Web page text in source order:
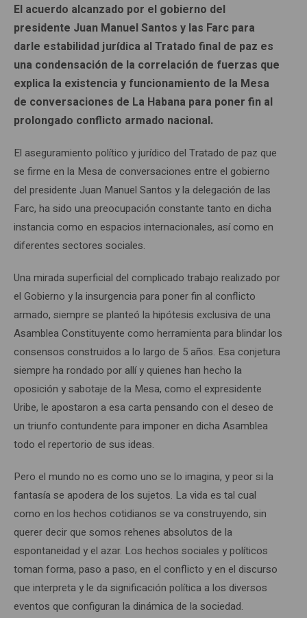
El acuerdo alcanzado por el gobierno del
presidente Juan Manuel Santos y las Farc para
darle estabilidad jurídica al Tratado final de paz es
una condensación de la correlación de fuerzas que
explica la existencia y funcionamiento de la Mesa
de conversaciones de La Habana para poner fin al
prolongado conflicto armado nacional.
El aseguramiento político y jurídico del Tratado de paz que
se firme en la Mesa de conversaciones entre el gobierno
del presidente Juan Manuel Santos y la delegación de las
Farc, ha sido una preocupación constante tanto en dicha
instancia como en espacios internacionales, así como en
diferentes sectores sociales.
Una mirada superficial del complicado trabajo realizado por
el Gobierno y la insurgencia para poner fin al conflicto
armado, siempre se planteó la hipótesis exclusiva de una
Asamblea Constituyente como herramienta para blindar los
consensos construidos a lo largo de 5 años. Esa conjetura
siempre ha rondado por allí y quienes han hecho la
oposición y sabotaje de la Mesa, como el expresidente
Uribe, le apostaron a esa carta pensando con el deseo de
un triunfo contundente para imponer en dicha Asamblea
todo el repertorio de sus ideas.
Pero el mundo no es como uno se lo imagina, y peor si la
fantasía se apodera de los sujetos. La vida es tal cual
como en los hechos cotidianos se va construyendo, sin
querer decir que somos rehenes absolutos de la
espontaneidad y el azar. Los hechos sociales y políticos
toman forma, paso a paso, en el conflicto y en el discurso
que interpreta y le da significación política a los diversos
eventos que configuran la dinámica de la sociedad.